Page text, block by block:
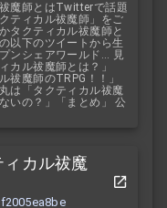
魔師とはTwitterで話題
ティカル祓魔師」をご
タクティカル祓魔師と
以下のツイートから生
ンシェアワールド... 見
カル祓魔師とは？」
祓魔師のTRPG！！」
は「タクティカル祓魔
いの？」「まとめ」 公
ィカル祓魔